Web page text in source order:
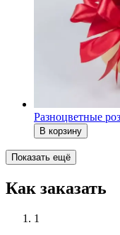
Разноцветные
В корзину
Показать ещё
Как заказать
1